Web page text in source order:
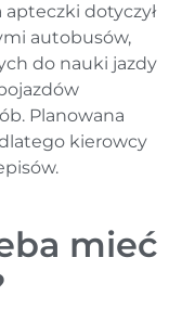
dotyczył
autobusów,
do nauki jazdy
Planowana
kierowcy
mieć